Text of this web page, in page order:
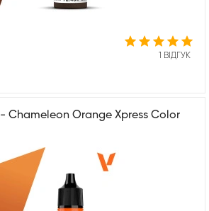
1 ВІДГУК
Chameleon Orange Xpress Color